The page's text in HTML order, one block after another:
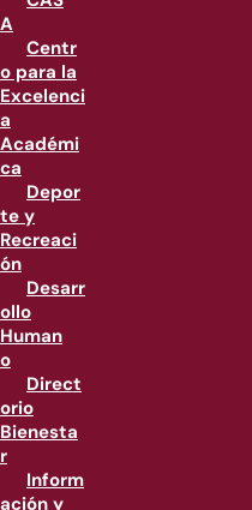
A
Centr
o para la
Excelenci
a
Académi
ca
Depor
te y
Recreaci
ón
Desarr
ollo
Human
o
Direct
orio
Bienesta
r
Inform
ación y